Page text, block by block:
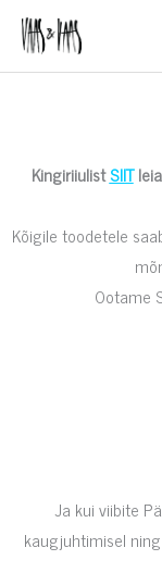
Skip
content
KingiriiulistSIIT
Kõigile toodetele
Ootame
Ja kui viibite
kaugjuhtimisel